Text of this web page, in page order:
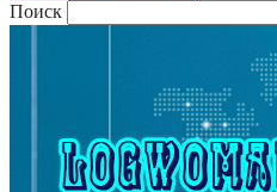
Поиск